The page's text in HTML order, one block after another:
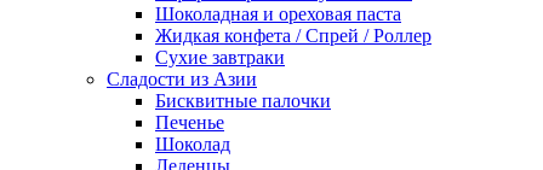
Шоколадная и ореховая паста
Жидкая конфета / Спрей / Роллер
Сухие завтраки
Сладости из Азии
Бисквитные палочки
Печенье
Шоколад
Леденцы